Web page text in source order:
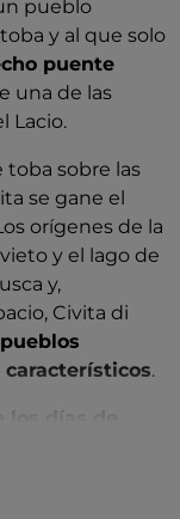
pueblo
y al que solo
puente
una de las
Lacio.
toba sobre las
se gane el
orígenes de la
y el lago de
y,
Civita di
.
los días de
de hecho,